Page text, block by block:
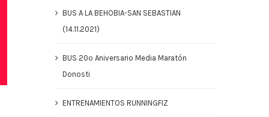
BUS A LA BEHOBIA-SAN SEBASTIAN
(14.11.2021)
BUS 20º Aniversario Media Maratón
Donosti
ENTRENAMIENTOS RUNNINGFIZ